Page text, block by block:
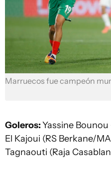
Marruecos fue campeón
Goleros:Yassine
El Kajoui (RS Berkane/
Tagnaouti (Raja